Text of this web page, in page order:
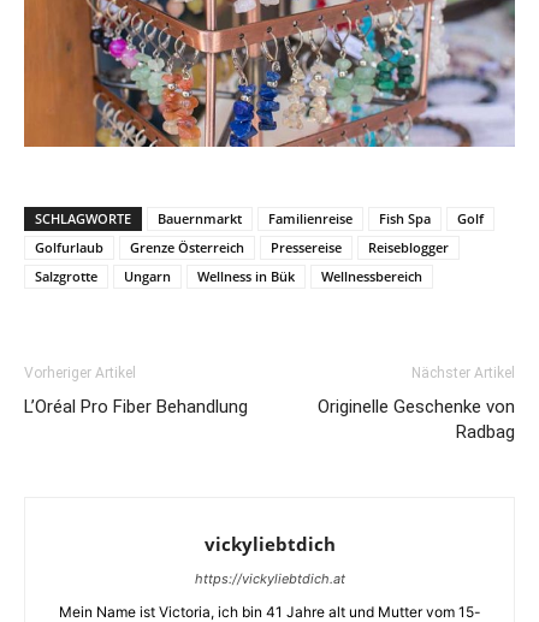
SCHLAGWORTE Bauernmarkt Familienreise Fish Spa
Golf
Golfurlaub
Grenze Österreich Pressereise
Reiseblogger
Salzgrotte
Ungarn Wellness in Bük Wellnessbereich
Vorheriger Artikel
L’Oréal Pro Fiber Behandlung
Nächster Artikel
Originelle Geschenke von
Radbag
vickyliebtdich
https://vickyliebtdich.at
Mein Name ist Victoria, ich bin 41 Jahre alt und Mutter vom 15-